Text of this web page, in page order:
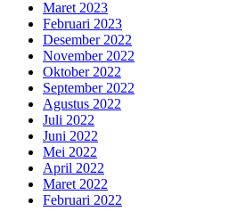
Maret 2023
Februari 2023
Desember 2022
November 2022
Oktober 2022
September 2022
Agustus 2022
Juli 2022
Juni 2022
Mei 2022
April 2022
Maret 2022
Februari 2022